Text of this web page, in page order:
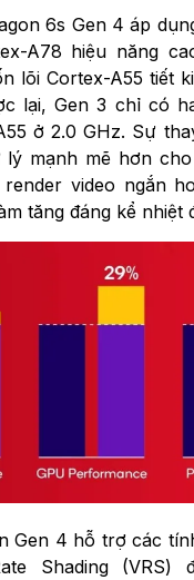
6s Gen 4 áp
A78 hiệu năng
lõi Cortex-A55 tiết
lại, Gen 3 chỉ có
ở 2.0 GHz. Sự
lý mạnh mẽ hơn
video ngắn
tăng đáng kể nhiệt
Gen 4 hỗ trợ các
Shading